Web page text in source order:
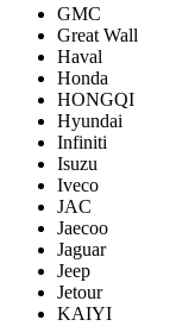
GMC
Great Wall
Haval
Honda
HONGQI
Hyundai
Infiniti
Isuzu
Iveco
JAC
Jaecoo
Jaguar
Jeep
Jetour
KAIYI